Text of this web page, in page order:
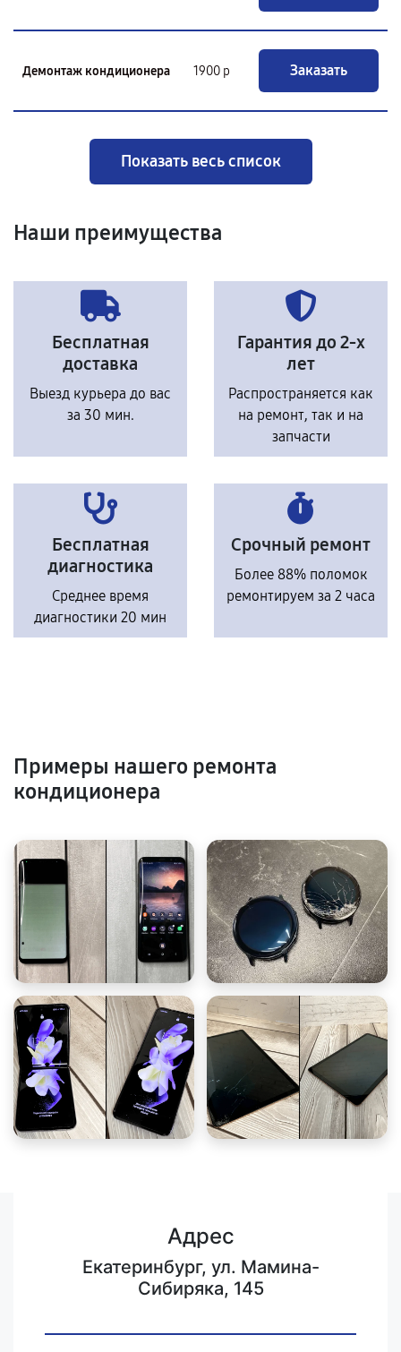
Демонтаж кондиционера 1900 р Заказать
Показать весь список
Наши преимущества
Бесплатная
доставка
Выезд курьера до вас
за 30 мин.
Гарантия до 2-х
лет
Распространяется как
на ремонт, так и на
запчасти
Бесплатная
диагностика
Среднее время
диагностики 20 мин
Срочный ремонт
Более 88% поломок
ремонтируем за 2 часа
Примеры нашего ремонта
кондиционера
Адрес
Екатеринбург, ул. Мамина-
Сибиряка, 145